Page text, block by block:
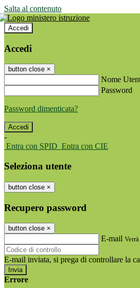
Salta al contenuto
Accedi
Accedi
button close ×
Nome
Password
Password dimenticata?
-
Entra con SPID Entra con CIE
Seleziona utente
button close ×
Recupero password
button close ×
E-mail
E-mail inviata, si prega di controllare la
Errore